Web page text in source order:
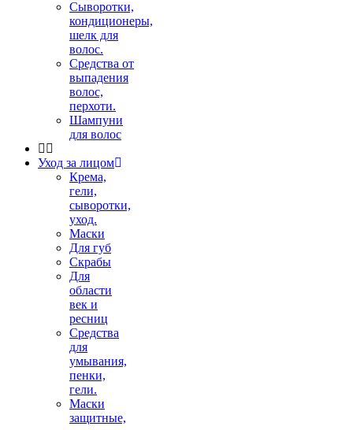
Сыворотки,
кондиционеры,
шелк для
волос.
Средства от
выпадения
волос,
перхоти.
Шампуни
для волос
Уход за лицом
Крема,
гели,
сыворотки,
уход.
Маски
Для губ
Скрабы
Для
области
век и
ресниц
Средства
для
умывания,
пенки,
гели.
Маски
защитные,